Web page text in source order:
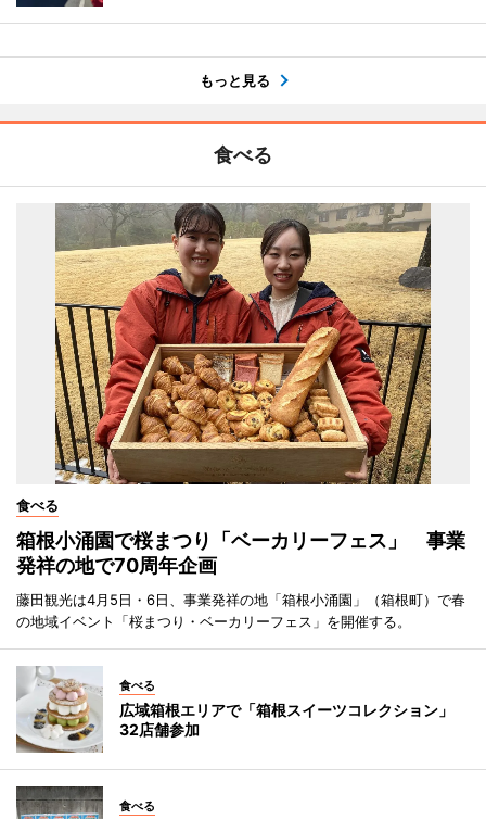
もっと見る
食べる
食べる
箱根小涌園で桜まつり「ベーカリーフェス」 事業
発祥の地で70周年企画
藤田観光は4月5日・6日、事業発祥の地「箱根小涌園」（箱根町）で春
の地域イベント「桜まつり・ベーカリーフェス」を開催する。
食べる
広域箱根エリアで「箱根スイーツコレクション」
32店舗参加
食べる